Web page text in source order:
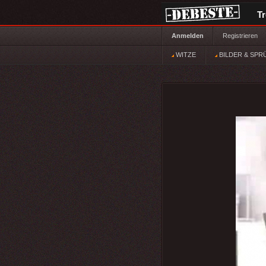
Anmelden Registrieren
WITZE BILDER &